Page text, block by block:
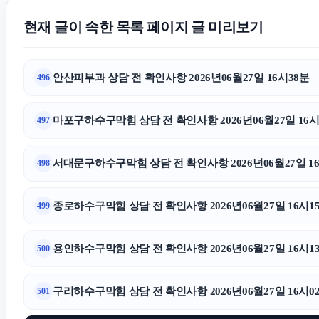
현재 글이 속한 목록 페이지 글 미리보기
496 안산피부과 상담 전 확인사항 2026년06월27일 16시38분
497 마포구하수구막힘 상담 전 확인사항 2026년06월27일 16
498 서대문구하수구막힘 상담 전 확인사항 2026년06월27일
499 종로하수구막힘 상담 전 확인사항 2026년06월27일 16시
500 용인하수구막힘 상담 전 확인사항 2026년06월27일 16시
501 구리하수구막힘 상담 전 확인사항 2026년06월27일 16시